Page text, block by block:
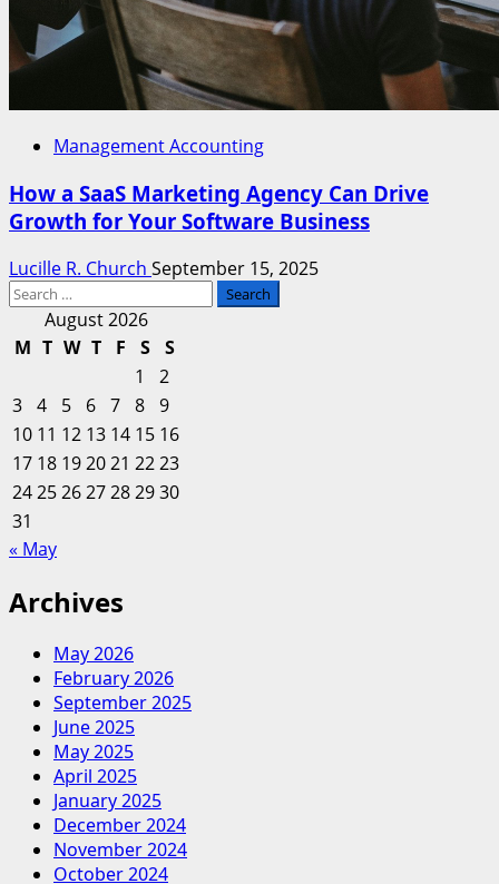
Management Accounting
How a SaaS Marketing Agency Can Drive
Growth for Your Software Business
Lucille R. Church September 15, 2025
Search
for: August 2026
M T W T F S
S
1
2
3 4 5 6 7 8 9
10 11 12 13 14 15 16
17 18 192021 2223
24252627282930
31
« May
Archives
May 2026
February 2026
September 2025
June 2025
May 2025
April 2025
January 2025
December 2024
November 2024
October 2024